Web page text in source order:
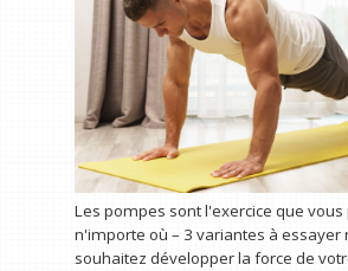
Les pompes sont l'exercice que
n'importe où – 3 variantes à essayer
souhaitez développer la force de